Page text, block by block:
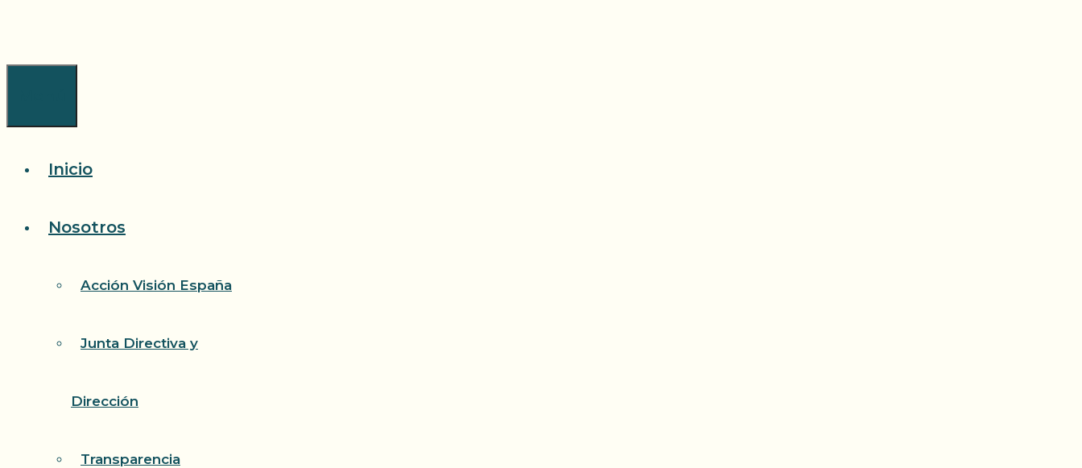
Inicio
Nosotros
Acción Visión España
Junta Directiva y
Dirección
Transparencia